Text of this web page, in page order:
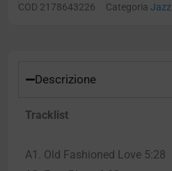
COD 2178643226 Categoria Jazz
Descrizione
Tracklist
A1. Old Fashioned Love 5:28